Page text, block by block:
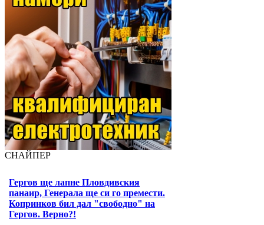
СНАЙПЕР
Гергов ще лапне Пловдивския
панаир, Генерала ще си го премести.
Копринков бил дал "свободно" на
Гергов. Верно?!